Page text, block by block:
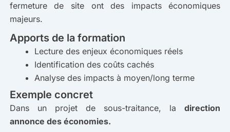
fermeture de site ont des impacts économiques
majeurs.
Apports de la formation
Lecture des enjeux économiques réels
Identification des coûts cachés
Analyse des impacts à moyen/long terme
Exemple concret
Dans un projet de sous-traitance, ladirection
annonce des économies.